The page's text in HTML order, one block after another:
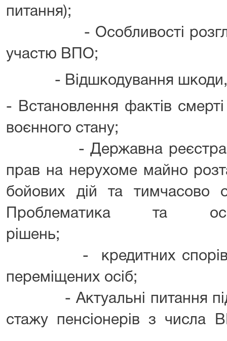
- Особливості розгляду
участю ВПО;
- Відшкодування шкоди,
- Встановлення фактів
воєнного стану;
- Державна
прав на нерухоме майно
бойових дій та тимчасово
Проблематика та
- кредитних спорів за
переміщених
- Актуальні питання
стажу